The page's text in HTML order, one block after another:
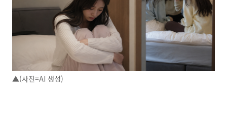
▲(사진=AI 생성)